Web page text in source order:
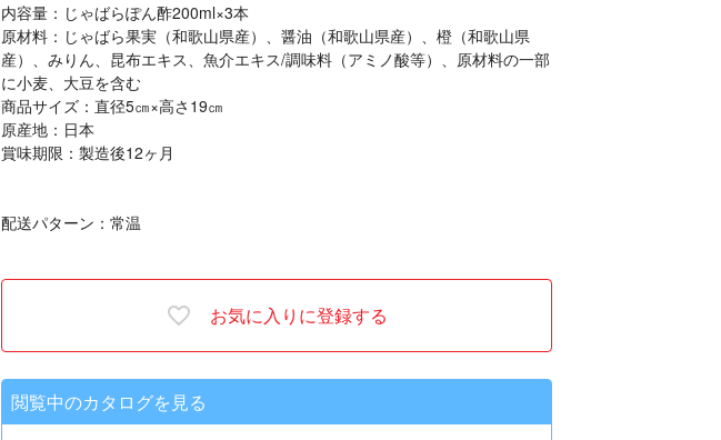
内容量：じゃばらぽん酢200ml×3本
原材料：じゃばら果実（和歌山県産）、醤油（和歌山県産）、橙（和歌山県
産）、みりん、昆布エキス、魚介エキス/調味料（アミノ酸等）、原材料の一部
に小麦、大豆を含む
商品サイズ：直径5㎝×高さ19㎝
原産地：日本
賞味期限：製造後12ヶ月
配送パターン：常温
お気に入りに登録する
閲覧中のカタログを見る